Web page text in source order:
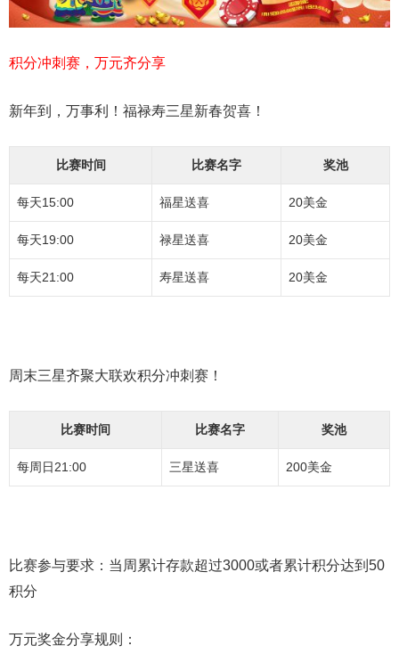
积分冲刺赛，万元齐分享
新年到，万事利！福禄寿三星新春贺喜！
比赛时间 比赛名字 奖池
每天15:00 福星送喜 20美金
每天19:00 禄星送喜 20美金
每天21:00 寿星送喜 20美金
周末三星齐聚大联欢积分冲刺赛！
比赛时间 比赛名字 奖池
每周日21:00 三星送喜 200美金
比赛参与要求：当周累计存款超过3000或者累计积分达到50
积分
万元奖金分享规则：